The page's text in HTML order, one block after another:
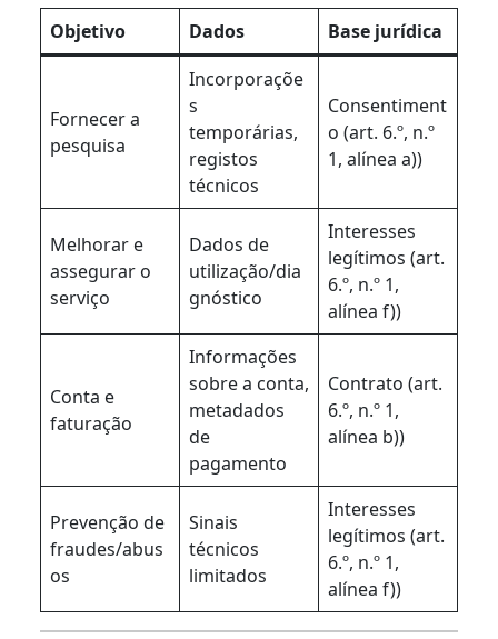
Objetivo Dados Base jurídica
Fornecer a
pesquisa
Incorporaçõe
s
temporárias,
registos
técnicos
Consentiment
o (art. 6.º, n.º
1, alínea a))
Melhorar e
assegurar o
serviço
Dados de
utilização/dia
gnóstico
Interesses
legítimos (art.
6.º, n.º 1,
alínea f))
Conta e
faturação
Informações
sobre a conta,
metadados
de
pagamento
Contrato (art.
6.º, n.º 1,
alínea b))
Prevenção de
fraudes/abus
os
Sinais
técnicos
limitados
Interesses
legítimos (art.
6.º, n.º 1,
alínea f))